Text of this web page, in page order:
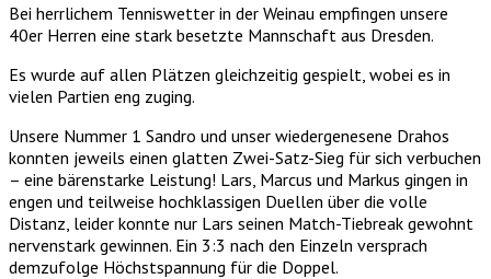
Bei herrlichem Tenniswetter in der Weinau empfingen unsere
40er Herren eine stark besetzte Mannschaft aus Dresden.
Es wurde auf allen Plätzen gleichzeitig gespielt, wobei es in
vielen Partien eng zuging.
Unsere Nummer 1 Sandro und unser wiedergenesene Drahos
konnten jeweils einen glatten Zwei-Satz-Sieg für sich verbuchen
– eine bärenstarke Leistung! Lars, Marcus und Markus gingen in
engen und teilweise hochklassigen Duellen über die volle
Distanz, leider konnte nur Lars seinen Match-Tiebreak gewohnt
nervenstark gewinnen. Ein 3:3 nach den Einzeln versprach
demzufolge Höchstspannung für die Doppel.